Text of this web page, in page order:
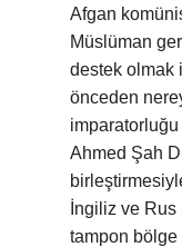
Afgan
Müslüman
destek olmak
önceden
Ahmed Şah
İngiliz ve Rus
tampon